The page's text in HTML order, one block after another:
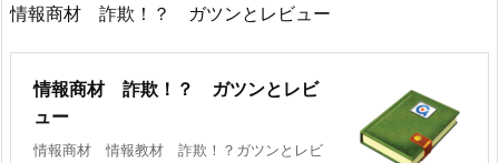
情報商材 詐欺！？ ガツンとレビュー
情報商材 詐欺！？ ガツンとレビ
ュー
情報商材 情報教材 詐欺！？ガツンとレビ